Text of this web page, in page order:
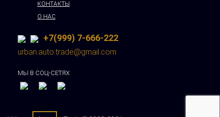
КОНТАКТЫ
О НАС
+7(999) 7-666-222
urban.auto.trade@gmail.com
МЫ В СОЦ-СЕТЯХ